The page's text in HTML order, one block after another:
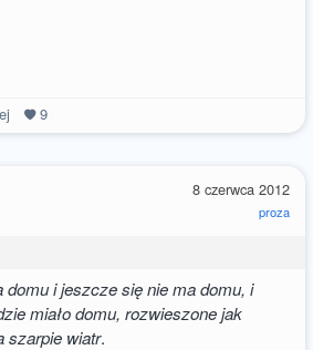
9
8 czerwca 2012
proza
domu i jeszcze się nie ma domu, i
miało domu, rozwieszone jak
szarpie wiatr.